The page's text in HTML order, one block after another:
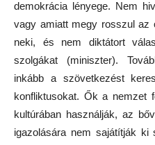
demokrácia lényege. Nem
vagy amiatt megy rosszul az
neki, és nem diktátort
szolgákat (miniszter).
inkább a szövetkezést
konfliktusokat. Ők a nemzet
kultúrában használják, az
igazolására nem sajátítják ki